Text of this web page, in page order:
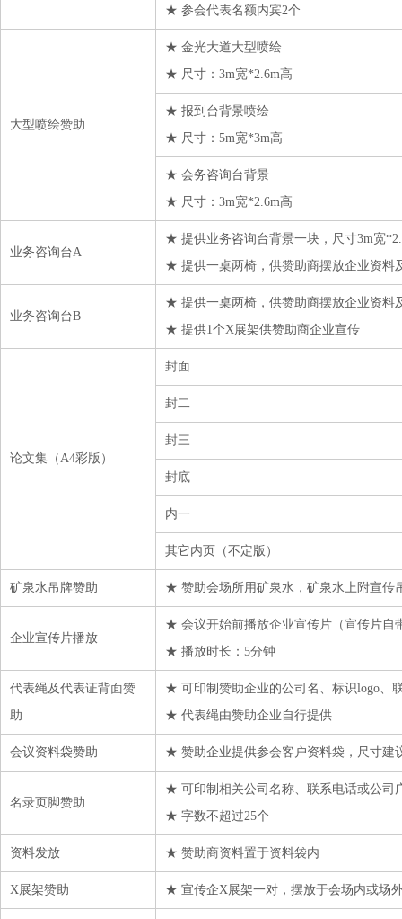
★ 参会代表名额内宾2个
大型喷绘赞助
★ 金光大道大型喷绘
★ 尺寸：3m宽*2.6m高
★ 报到台背景喷绘
★ 尺寸：5m宽*3m高
★ 会务咨询台背景
★ 尺寸：3m宽*2.6m高
业务咨询台A
★ 提供业务咨询台背景一块，尺寸3m宽
★ 提供一桌两椅，供赞助商摆放企业资料
业务咨询台B
★ 提供一桌两椅，供赞助商摆放企业资料
★ 提供1个X展架供赞助商企业宣传
论文集（A4彩版）
封面
封二
封三
封底
内一
其它内页（不定版）
矿泉水吊牌赞助 ★ 赞助会场所用矿泉水，矿泉水上附宣传
企业宣传片播放
★ 会议开始前播放企业宣传片（宣传片自
★ 播放时长：5分钟
代表绳及代表证背面赞
助
★ 可印制赞助企业的公司名、标识logo、
★ 代表绳由赞助企业自行提供
会议资料袋赞助 ★ 赞助企业提供参会客户资料袋，尺寸建
名录页脚赞助
★ 可印制相关公司名称、联系电话或公司
★ 字数不超过25个
资料发放 ★ 赞助商资料置于资料袋内
X展架赞助 ★ 宣传企X展架一对，摆放于会场内或场